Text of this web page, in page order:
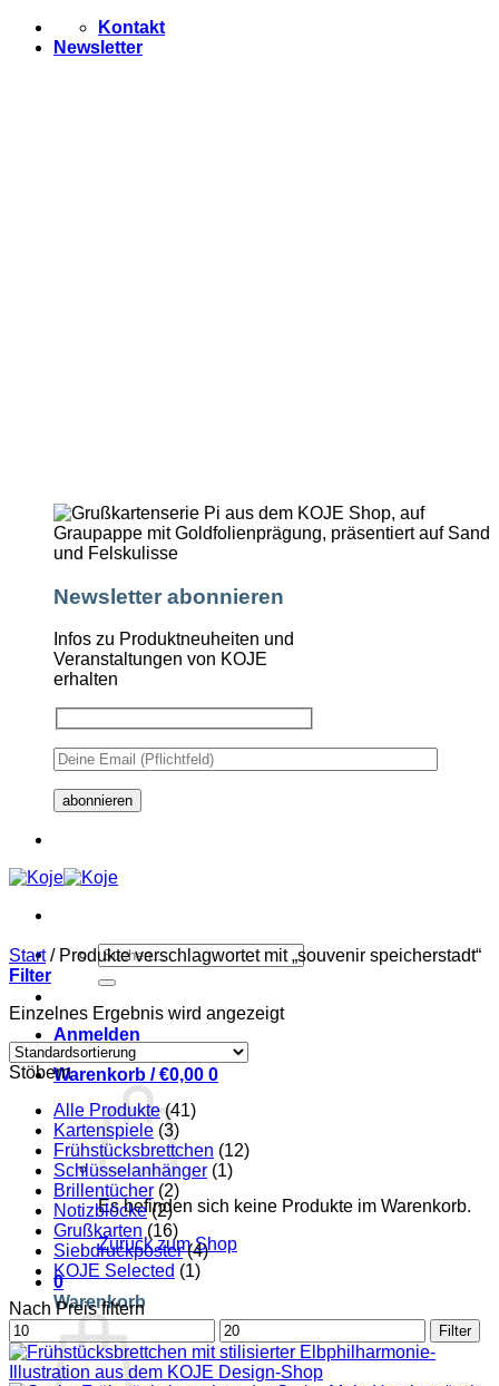
Zum
Inhalt
Kontakt
Newsletter
Newsletter abonnieren
Infos zu Produktneuheiten und
Veranstaltungen von KOJE
erhalten
Suchen
nach:
Anmelden
Warenkorb /€0,00 0
Es befinden sich keine Produkte im Warenkorb.
Zurück zum Shop
0
Warenkorb
Start /Produkte verschlagwortet mit „souvenir speicherstadt“
Filter
Einzelnes Ergebnis wird angezeigt
Stöbern
Alle Produkte (41)
Kartenspiele (3)
Frühstücksbrettchen (12)
Schlüsselanhänger (1)
Brillentücher (2)
Notizblöcke (2)
Grußkarten (16)
Siebdruckposter (4)
KOJE Selected (1)
Nach Preis filtern
Min.
Preis
Max.
Preis
Filter